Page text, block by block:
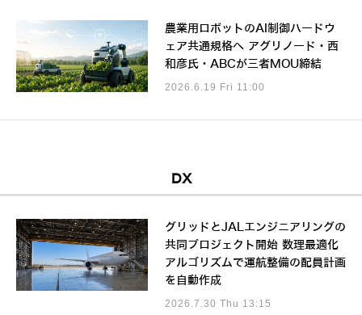
農業用ロボットのAI制御ハードウ
ェア共通規格へ アグリノード・西
和彦氏・ABCが三者MOU締結
2026.6.19 Fri 11:00
DX
グリッドとJALエンジニアリングの
共同プロジェクト開始 数理最適化
アルゴリズムで運航整備の配員計画
を自動作成
2026.7.30 Thu 13:15